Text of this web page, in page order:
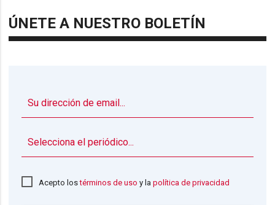
ÚNETE A NUESTRO BOLETÍN
Acepto lostérminos de uso y lapolítica de privacidad